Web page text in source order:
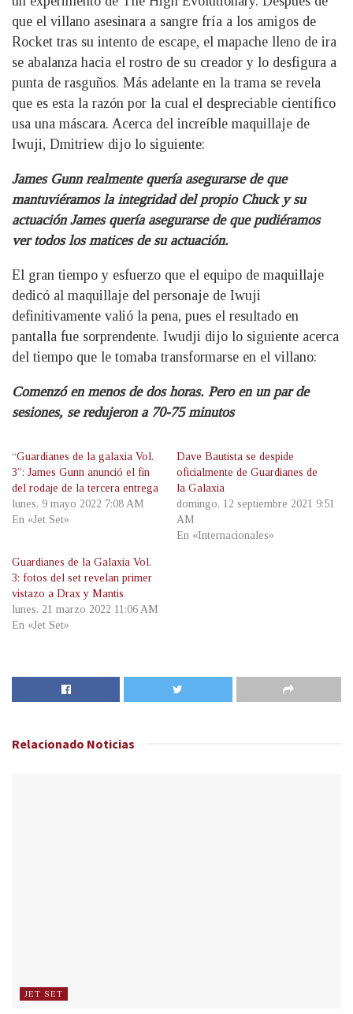
que el villano asesinara a sangre fría a los amigos de
Rocket tras su intento de escape, el mapache lleno de ira
se abalanza hacia el rostro de su creador y lo desfigura a
punta de rasguños. Más adelante en la trama se revela
que es esta la razón por la cual el despreciable científico
usa una máscara. Acerca del increíble maquillaje de
Iwuji, Dmitriew dijo lo siguiente:
James Gunn realmente quería asegurarse de que
mantuviéramos la integridad del propio Chuck y su
actuación James quería asegurarse de que pudiéramos
ver todos los matices de su actuación.
El gran tiempo y esfuerzo que el equipo de maquillaje
dedicó al maquillaje del personaje de Iwuji
definitivamente valió la pena, pues el resultado en
pantalla fue sorprendente. Iwudji dijo lo siguiente acerca
del tiempo que le tomaba transformarse en el villano:
Comenzó en menos de dos horas. Pero en un par de
sesiones, se redujeron a 70-75 minutos
“Guardianes de la galaxia Vol.
3”: James Gunn anunció el fin
del rodaje de la tercera entrega
lunes, 9 mayo 2022 7:08 AM
En «Jet Set»
Dave Bautista se despide
oficialmente de Guardianes de
la Galaxia
domingo, 12 septiembre 2021 9:51
AM
En «Internacionales»
Guardianes de la Galaxia Vol.
3: fotos del set revelan primer
vistazo a Drax y Mantis
lunes, 21 marzo 2022 11:06 AM
En «Jet Set»
Relacionado Noticias
JET SET